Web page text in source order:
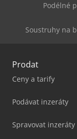
Podélné
Soustruhy na
Prodat
Ceny a tarify
Podávat inzeráty
Spravovat inzeráty